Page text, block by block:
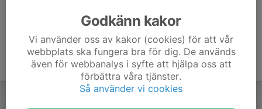
Godkänn kakor
Vi använder oss av kakor (cookies) för att vår
webbplats ska fungera bra för dig. De används
även för webbanalys i syfte att hjälpa oss att
förbättra våra tjänster.
Så använder vi cookies